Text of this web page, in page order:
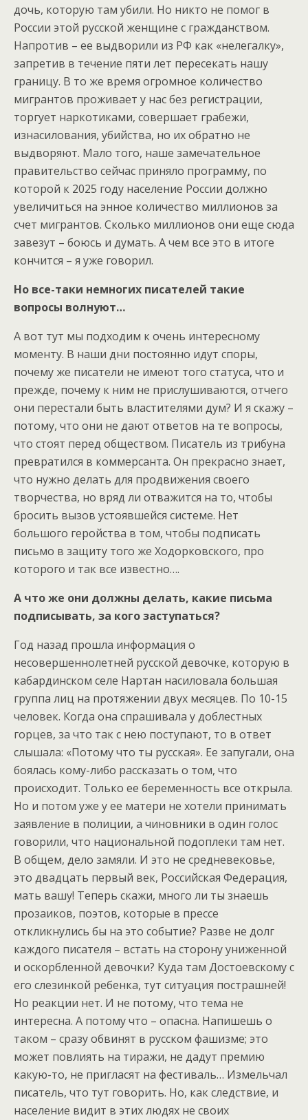
дочь, которую там убили. Но никто не помог в
России этой русской женщине с гражданством.
Напротив – ее выдворили из РФ как «нелегалку»,
запретив в течение пяти лет пересекать нашу
границу. В то же время огромное количество
мигрантов проживает у нас без регистрации,
торгует наркотиками, совершает грабежи,
изнасилования, убийства, но их обратно не
выдворяют. Мало того, наше замечательное
правительство сейчас приняло программу, по
которой к 2025 году население России должно
увеличиться на энное количество миллионов за
счет мигрантов. Сколько миллионов они еще сюда
завезут – боюсь и думать. А чем все это в итоге
кончится – я уже говорил.
Но все-таки немногих писателей такие
вопросы волнуют…
А вот тут мы подходим к очень интересному
моменту. В наши дни постоянно идут споры,
почему же писатели не имеют того статуса, что и
прежде, почему к ним не прислушиваются, отчего
они перестали быть властителями дум? И я скажу –
потому, что они не дают ответов на те вопросы,
что стоят перед обществом. Писатель из трибуна
превратился в коммерсанта. Он прекрасно знает,
что нужно делать для продвижения своего
творчества, но вряд ли отважится на то, чтобы
бросить вызов устоявшейся системе. Нет
большого геройства в том, чтобы подписать
письмо в защиту того же Ходорковского, про
которого и так все известно….
А что же они должны делать, какие письма
подписывать, за кого заступаться?
Год назад прошла информация о
несовершеннолетней русской девочке, которую в
кабардинском селе Нартан насиловала большая
группа лиц на протяжении двух месяцев. По 10-15
человек. Когда она спрашивала у доблестных
горцев, за что так с нею поступают, то в ответ
слышала: «Потому что ты русская». Ее запугали, она
боялась кому-либо рассказать о том, что
происходит. Только ее беременность все открыла.
Но и потом уже у ее матери не хотели принимать
заявление в полиции, а чиновники в один голос
говорили, что национальной подоплеки там нет.
В общем, дело замяли. И это не средневековье,
это двадцать первый век, Российская Федерация,
мать вашу! Теперь скажи, много ли ты знаешь
прозаиков, поэтов, которые в прессе
откликнулись бы на это событие? Разве не долг
каждого писателя – встать на сторону униженной
и оскорбленной девочки? Куда там Достоевскому с
его слезинкой ребенка, тут ситуация пострашней!
Но реакции нет. И не потому, что тема не
интересна. А потому что – опасна. Напишешь о
таком – сразу обвинят в русском фашизме; это
может повлиять на тиражи, не дадут премию
какую-то, не пригласят на фестиваль… Измельчал
писатель, что тут говорить. Но, как следствие, и
население видит в этих людях не своих